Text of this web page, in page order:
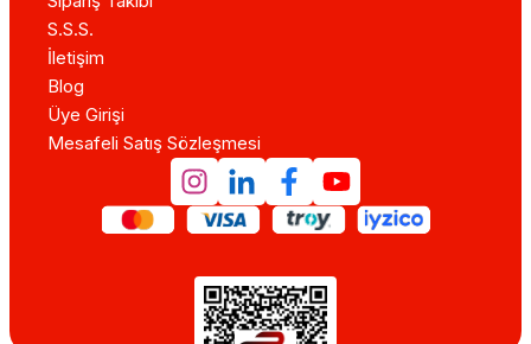
S.S.S.
İletişim
Blog
Üye Girişi
Mesafeli Satış Sözleşmesi